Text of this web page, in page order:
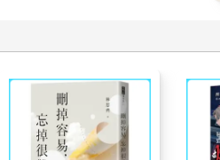
一些重要作家確實曾寫過這個題
是未曾出版，或是被埋沒在廣大
真令人氣餒，就在我瀕臨放棄的
以及令人憤怒的最高法院任命
鬥志。
豐碩，包含了抒情詩與敘事詩、
錄、極短篇、儀式紀錄、日記，